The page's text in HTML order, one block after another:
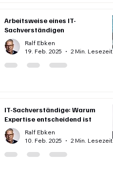
Arbeitsweise eines IT-
Sachverständigen
Ralf Ebken
19. Feb. 2025
2 Min. Lesezeit
IT-Sachverständige: Warum
Expertise entscheidend ist
Ralf Ebken
10. Feb. 2025
2 Min. Lesezeit